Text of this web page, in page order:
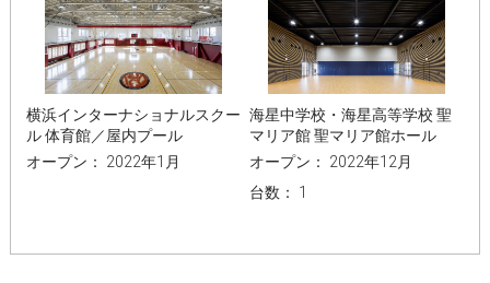
横浜インターナショナルスクー
ル 体育館／屋内プール
オープン： 2022年1月
海星中学校・海星高等学校 聖
マリア館 聖マリア館ホール
オープン： 2022年12月
台数： 1